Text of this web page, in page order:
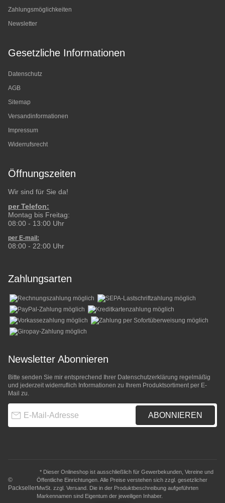
Zahlungsmöglichkeiten
Newsletter
Gesetzliche Informationen
Datenschutz
AGB
Sitemap
Versandinformationen
Impressum
Widerrufsrecht
Öffnungszeiten
Wir sind für Sie da!
per Telefon:
Montag bis Freitag:
08:00 - 13:00 Uhr
per E-mail:
08:00 - 22:00 Uhr
Zahlungsarten
Newsletter Abonnieren
Bitte senden Sie mir entsprechend Ihrer Datenschutzerklärung regelmäßig
und jederzeit widerruflich Informationen zu Ihrem Produktsortiment per E-
Mail zu.
ABONNIEREN
©
Packseller
* Dieser Onlineshop ist ausschließlich für Gewerbekunden, Vereine und
Öffentliche Einrichtungen. Alle Preise verstehen sich zzgl. gesetzlicher
MwSt. zzgl. Versand . Die in der Produktbeschreibung aufgeführten
Markennamen sind Eigentum der jeweiligen Inhaber.